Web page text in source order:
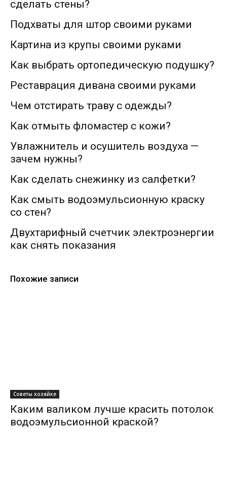
сделать стены?
Подхваты для штор своими руками
Картина из крупы своими руками
Как выбрать ортопедическую подушку?
Реставрация дивана своими руками
Чем отстирать траву с одежды?
Как отмыть фломастер с кожи?
Увлажнитель и осушитель воздуха —
зачем нужны?
Как сделать снежинку из салфетки?
Как смыть водоэмульсионную краску
со стен?
Двухтарифный счетчик электроэнергии
как снять показания
Похожие записи
Советы хозяйке
Каким валиком лучше красить потолок
водоэмульсионной краской?